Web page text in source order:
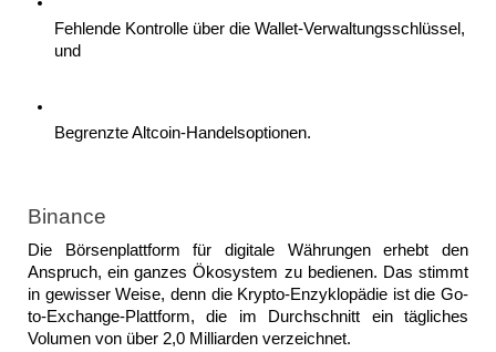
Fehlende Kontrolle über die Wallet-Verwaltungsschlüssel,
und
Begrenzte Altcoin-Handelsoptionen.
Binance
Die Börsenplattform für digitale Währungen erhebt den
Anspruch, ein ganzes Ökosystem zu bedienen. Das stimmt
in gewisser Weise, denn die Krypto-Enzyklopädie ist die Go-
to-Exchange-Plattform, die im Durchschnitt ein tägliches
Volumen von über 2,0 Milliarden verzeichnet.